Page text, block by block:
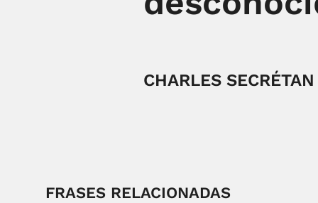
CHARLES SECRÉTAN
FRASES RELACIONADAS